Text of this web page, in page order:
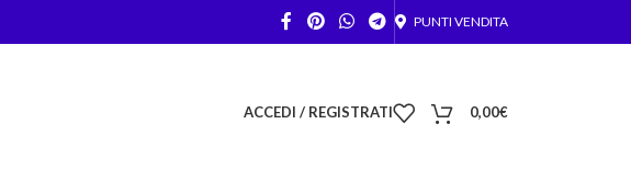
PUNTI VENDITA
ACCEDI / REGISTRATI 0,00€